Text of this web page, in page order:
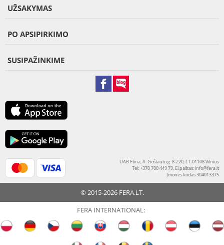
UŽSAKYMAS
PO APSIPIRKIMO
SUSIPAŽINKIME
UAB Etina, A. Goštauto g. 8-220, LT-01108 Vilnius
Tel: +370 700 449 79, El.paštas:info@fera.lt
Įmonės kodas 304013375
© 2015-2026 FERA.LT.
FERA INTERNATIONAL: